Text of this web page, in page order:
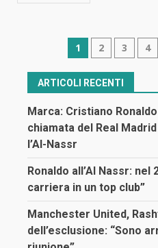
articoli
1 2 3 4
ARTICOLI RECENTI
Marca: Cristiano
chiamata del Real
l’Al-Nassr
Ronaldo all’Al Nassr: nel
carriera in un top club”
Manchester United,
dell’esclusione: “Sono